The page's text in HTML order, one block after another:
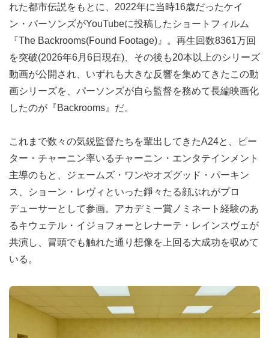
れた都市伝説をもとに、2022年に当時16歳だったケイ
ン・パーソンズがYouTubeに投稿したショートフィルム
『The Backrooms(Found Footage)』。再生回数8361万回
を突破(2026年6月6日現在)、その後も20本以上のシリーズ
動画が公開され、いずれも大きな反響を集めてきたこの動
画シリーズを、パーソンズが自ら監督を務めて長編映画化
したのが『Backrooms』だ。
これまで数々の気鋭監督たちを輩出してきたA24と、ピー
ター・チャーニン率いるチャーニン・エンタテインメント
主導のもと、ジェームズ・ワンやオズグッド・パーキン
ス、ショーン・レヴィといった錚々たる顔ぶれがプロ
デューサーとして参画。アカデミー賞ノミネート経験のあ
るキウェテル・イジョフォーとレナーテ・レインスヴェが
共演し、冒頭でも触れた通り想像を上回る大成功を収めて
いる。